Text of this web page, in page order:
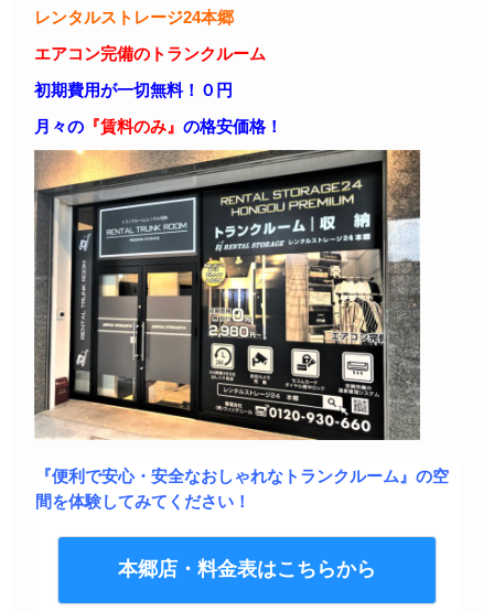
レンタルストレージ24本郷
エアコン完備のトランクルーム
初期費用が一切無料！０円
月々の 『賃料のみ』 の格安価格！
『便利で安心・安全なおしゃれなトランクルーム』の空
間を体験してみてください！
本郷店・料金表はこちらから